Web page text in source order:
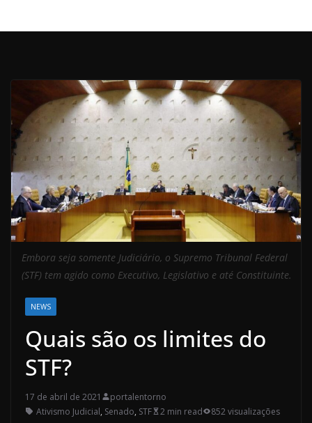
Embora seja somente Judiciário, o Supremo Tribunal Federal
(STF) tem agido como Executivo, Legislativo e até Constituinte.
NEWS
Quais são os limites do
STF?
17 de abril de 2021
portalentorno
Ativismo Judicial, Senado, STF 2 min read 852 visualizações